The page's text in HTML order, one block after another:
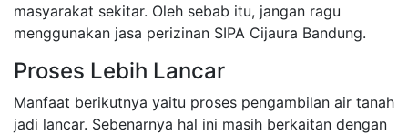
masyarakat sekitar. Oleh sebab itu, jangan ragu
menggunakan jasa perizinan SIPA Cijaura Bandung.
Proses Lebih Lancar
Manfaat berikutnya yaitu proses pengambilan air tanah
jadi lancar. Sebenarnya hal ini masih berkaitan dengan